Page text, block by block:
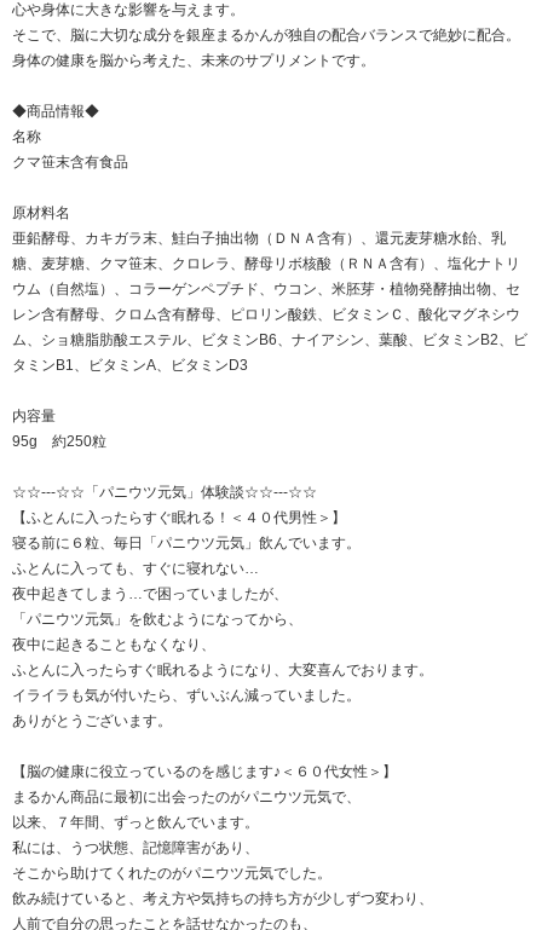
心や身体に大きな影響を与えます。
そこで、脳に大切な成分を銀座まるかんが独自の配合バランスで絶妙に配合。
身体の健康を脳から考えた、未来のサプリメントです。
◆商品情報◆
名称
クマ笹末含有食品
原材料名
亜鉛酵母、カキガラ末、鮭白子抽出物（ＤＮＡ含有）、還元麦芽糖水飴、乳
糖、麦芽糖、クマ笹末、クロレラ、酵母リボ核酸（ＲＮＡ含有）、塩化ナトリ
ウム（自然塩）、コラーゲンペプチド、ウコン、米胚芽・植物発酵抽出物、セ
レン含有酵母、クロム含有酵母、ピロリン酸鉄、ビタミンＣ、酸化マグネシウ
ム、ショ糖脂肪酸エステル、ビタミンB6、ナイアシン、葉酸、ビタミンB2、ビ
タミンB1、ビタミンA、ビタミンD3
内容量
95g 約250粒
☆☆---☆☆「パニウツ元気」体験談☆☆---☆☆
【ふとんに入ったらすぐ眠れる！＜４０代男性＞】
寝る前に６粒、毎日「パニウツ元気」飲んでいます。
ふとんに入っても、すぐに寝れない…
夜中起きてしまう…で困っていましたが、
「パニウツ元気」を飲むようになってから、
夜中に起きることもなくなり、
ふとんに入ったらすぐ眠れるようになり、大変喜んでおります。
イライラも気が付いたら、ずいぶん減っていました。
ありがとうございます。
【脳の健康に役立っているのを感じます♪＜６０代女性＞】
まるかん商品に最初に出会ったのがパニウツ元気で、
以来、７年間、ずっと飲んでいます。
私には、うつ状態、記憶障害があり、
そこから助けてくれたのがパニウツ元気でした。
飲み続けていると、考え方や気持ちの持ち方が少しずつ変わり、
人前で自分の思ったことを話せなかったのも、